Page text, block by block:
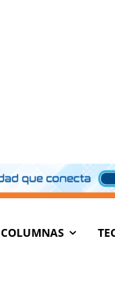
COLUMNAS